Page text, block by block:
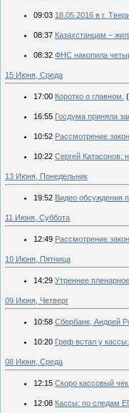
09:03 18.05.2016 в г.
08:37 Казахстанцам –
08:32 ФНС накопила
15 Июня, Среда
17:00 Коротко о главном.
16:55 Госдума приняла
10:52 Рассмотрение
10:22 Сергей Катасонов:
13 Июня, Понедельник
19:52 Видео обсуждения
11 Июня, Суббота
12:49 Рассмотрение
10 Июня, Пятница
14:29 Утреннее
09 Июня, Четверг
10:58 Сбербанк, Андрей
10:20 Греф встал у
08 Июня, Среда
12:15 Скоро кассовый
12:08 Кассы: по следам